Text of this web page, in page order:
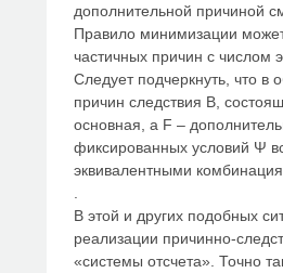
дополнительной причиной
Правило минимизации
частичных причин с числом
Следует подчеркнуть, что в
причин следствия В,
основная, а F –
фиксированных условий Ψ
эквивалентными
В этой и других подобных
реализации причинно-
«системы отсчета». Точно